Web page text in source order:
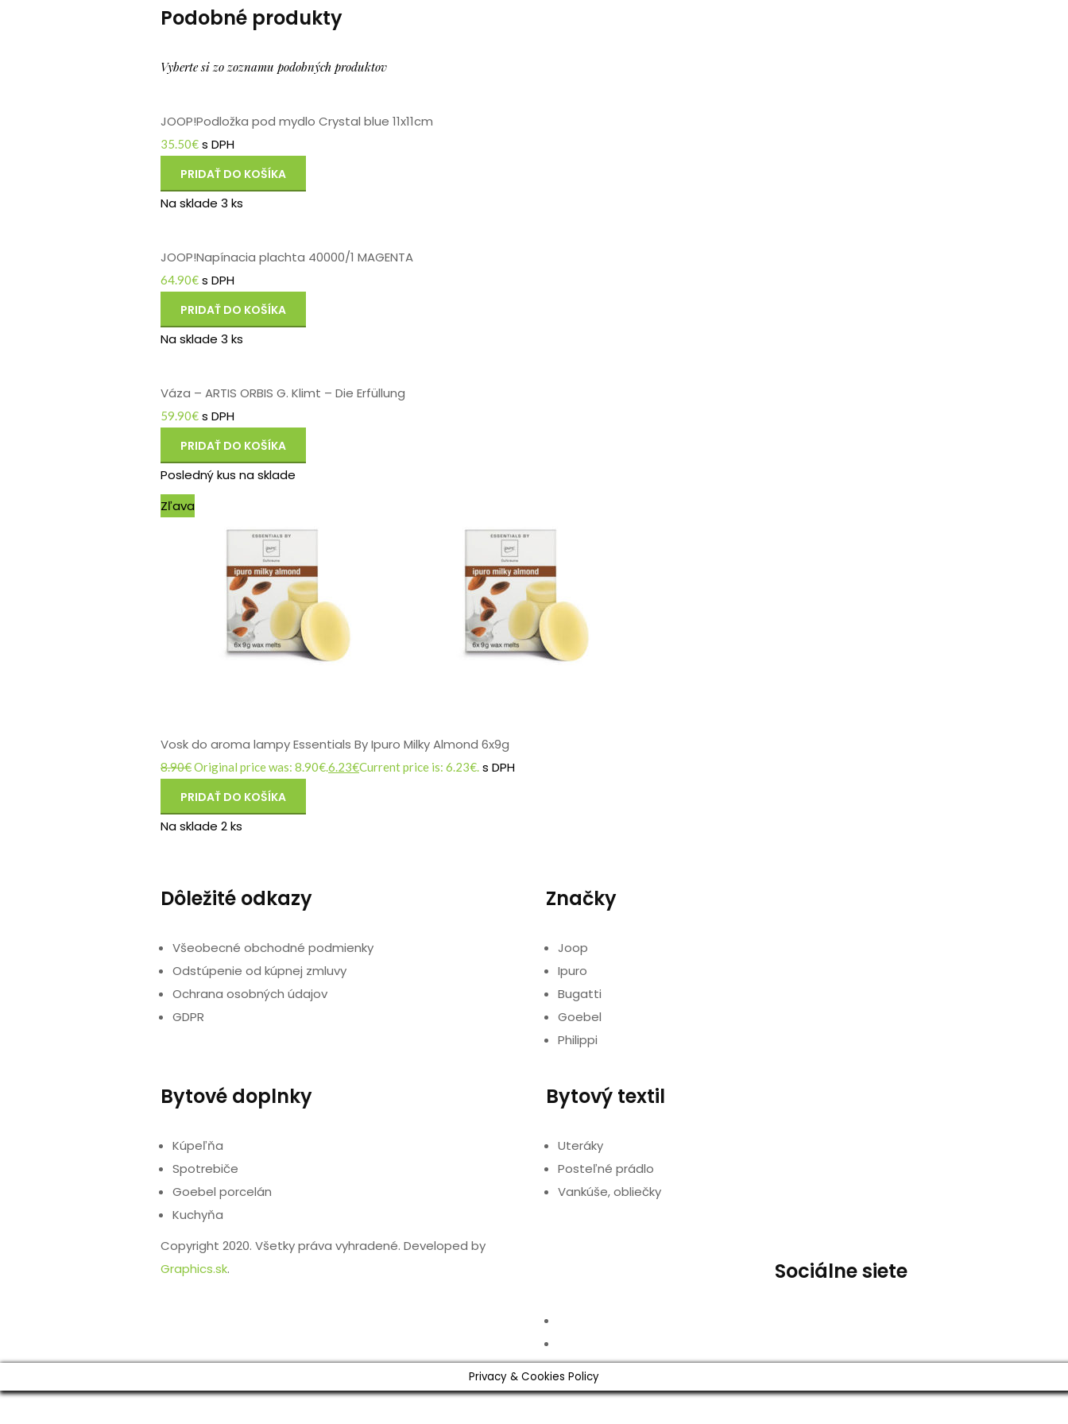
Podobné produkty
Vyberte si zo zoznamu podobných produktov
JOOP!Podložka pod mydlo Crystal blue 11x11cm
35.50€ s DPH
PRIDAŤ DO KOŠÍKA
Na sklade 3 ks
JOOP!Napínacia plachta 40000/1 MAGENTA
64.90€ s DPH
PRIDAŤ DO KOŠÍKA
Na sklade 3 ks
Váza – ARTIS ORBIS G. Klimt – Die Erfüllung
59.90€ s DPH
PRIDAŤ DO KOŠÍKA
Posledný kus na sklade
Zľava
Vosk do aroma lampy Essentials By Ipuro Milky Almond 6x9g
8.90€Original price was: 8.90€.6.23€Current price is: 6.23€. s DPH
PRIDAŤ DO KOŠÍKA
Na sklade 2 ks
Dôležité odkazy
Všeobecné obchodné podmienky
Odstúpenie od kúpnej zmluvy
Ochrana osobných údajov
GDPR
Značky
Joop
Ipuro
Bugatti
Goebel
Philippi
Bytové doplnky
Kúpeľňa
Spotrebiče
Goebel porcelán
Kuchyňa
Bytový textil
Uteráky
Posteľné prádlo
Vankúše, obliečky
Copyright 2020. Všetky práva vyhradené. Developed by
Graphics.sk. Sociálne siete
Privacy & Cookies Policy